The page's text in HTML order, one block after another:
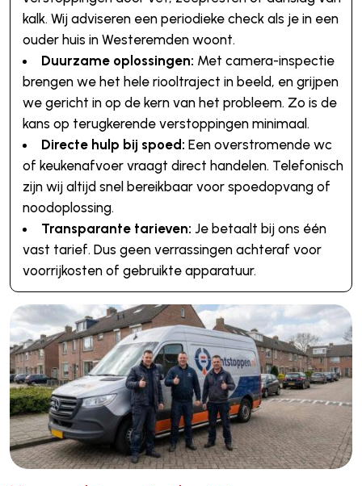
kalk. Wij adviseren een periodieke check als je in een
ouder huis in Westeremden woont.
Duurzame oplossingen: Met camera-inspectie
brengen we het hele riooltraject in beeld, en grijpen
we gericht in op de kern van het probleem. Zo is de
kans op terugkerende verstoppingen minimaal.
Directe hulp bij spoed: Een overstromende wc
of keukenafvoer vraagt direct handelen. Telefonisch
zijn wij altijd snel bereikbaar voor spoedopvang of
noodoplossing.
Transparante tarieven: Je betaalt bij ons één
vast tarief. Dus geen verrassingen achteraf voor
voorrijkosten of gebruikte apparatuur.